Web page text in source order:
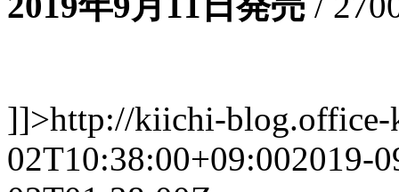
]]>http://kiichi-blog.office-
02T10:38:00+09:002019-